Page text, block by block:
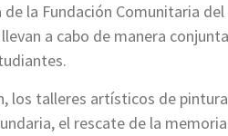
la Fundación Comunitaria
a cabo de manera
los talleres artísticos de
el rescate de la